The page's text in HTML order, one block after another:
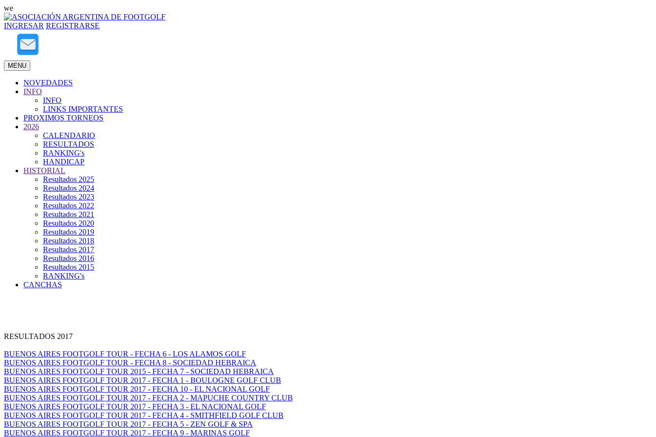
we
INGRESAR REGISTRARSE
MENU
NOVEDADES
INFO
INFO
LINKS IMPORTANTES
PROXIMOS TORNEOS
2026
CALENDARIO
RESULTADOS
RANKING's
HANDICAP
HISTORIAL
Resultados 2025
Resultados 2024
Resultados 2023
Resultados 2022
Resultados 2021
Resultados 2020
Resultados 2019
Resultados 2018
Resultados 2017
Resultados 2016
Resultados 2015
RANKING's
CANCHAS
RESULTADOS 2017
BUENOS AIRES FOOTGOLF TOUR - FECHA 6 - LOS ALAMOS GOLF
BUENOS AIRES FOOTGOLF TOUR - FECHA 8 - SOCIEDAD HEBRAICA
BUENOS AIRES FOOTGOLF TOUR 2015 - FECHA 7 - SOCIEDAD HEBRAICA
BUENOS AIRES FOOTGOLF TOUR 2017 - FECHA 1 - BOULOGNE GOLF CLUB
BUENOS AIRES FOOTGOLF TOUR 2017 - FECHA 10 - EL NACIONAL GOLF
BUENOS AIRES FOOTGOLF TOUR 2017 - FECHA 2 - MAPUCHE COUNTRY CLUB
BUENOS AIRES FOOTGOLF TOUR 2017 - FECHA 3 - EL NACIONAL GOLF
BUENOS AIRES FOOTGOLF TOUR 2017 - FECHA 4 - SMITHFIELD GOLF CLUB
BUENOS AIRES FOOTGOLF TOUR 2017 - FECHA 5 - ZEN GOLF & SPA
BUENOS AIRES FOOTGOLF TOUR 2017 - FECHA 9 - MARINAS GOLF